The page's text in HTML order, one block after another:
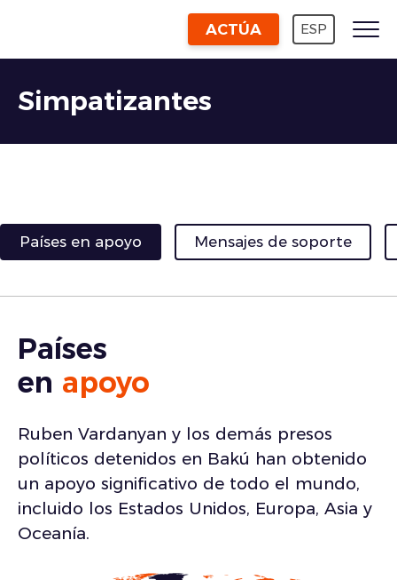
ACTÚA ESP
Simpatizantes
Países en apoyo Mensajes de soporte
Países
en apoyo
Ruben Vardanyan y los demás presos
políticos detenidos en Bakú han obtenido
un apoyo significativo de todo el mundo,
incluido los Estados Unidos, Europa, Asia y
Oceanía.